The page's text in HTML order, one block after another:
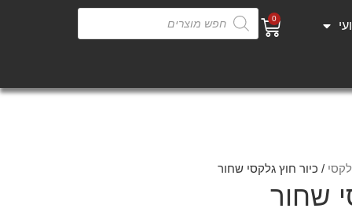
0
/ כיור חוץ גלקסי שחור
שחור